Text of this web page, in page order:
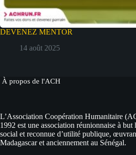
DEVENEZ MENTOR
14 août 2025
À propos de l'ACH
L’Association Coopération Humanitaire
1992 est une association réunionnaise à but
social et reconnue d’utilité publique,
Madagascar et anciennement au Sénégal.